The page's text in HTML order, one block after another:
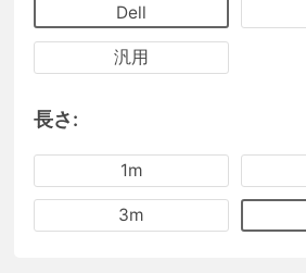
Dell
汎用
長さ:
1m
3m